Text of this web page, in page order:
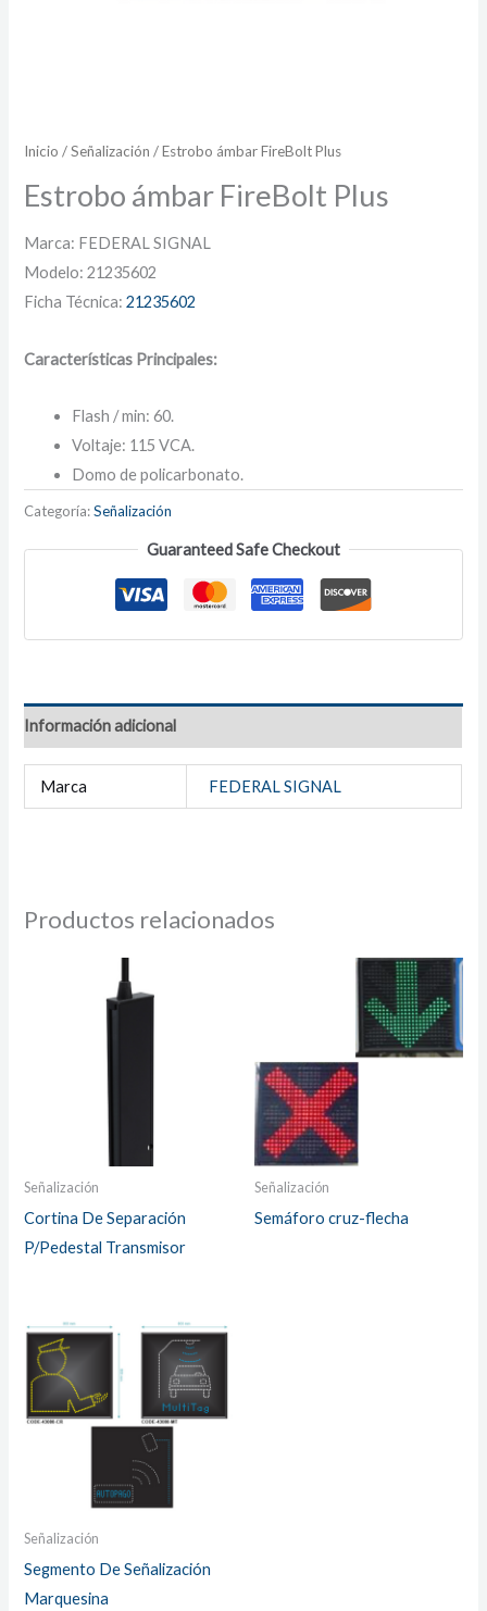
Inicio /Señalización / Estrobo ámbar FireBolt Plus
Estrobo ámbar FireBolt Plus
Marca: FEDERAL SIGNAL
Modelo: 21235602
Ficha Técnica:21235602
Características Principales:
Flash / min: 60.
Voltaje: 115 VCA.
Domo de policarbonato.
Categoría:Señalización
Guaranteed Safe Checkout
Información adicional
Marca FEDERAL SIGNAL
Productos relacionados
Señalización
Cortina De Separación
P/Pedestal Transmisor
Señalización
Semáforo cruz-flecha
Señalización
Segmento De Señalización
Marquesina